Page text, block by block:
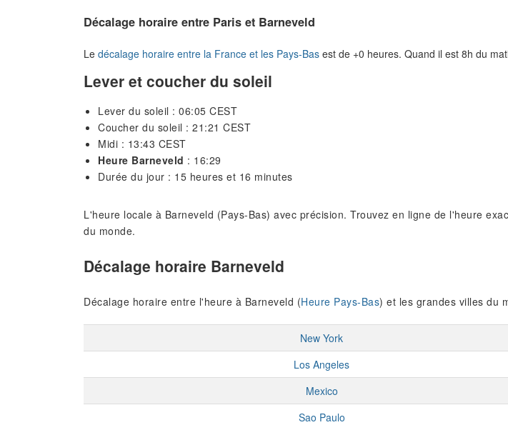
Décalage horaire entre Paris et Barneveld
Le décalage horaire entre la France et les Pays-Bas est de +0 heures. Quand il est 8h du
Lever et coucher du soleil
Lever du soleil : 06:05 CEST
Coucher du soleil : 21:21 CEST
Midi : 13:43 CEST
Heure Barneveld : 16:29
Durée du jour : 15 heures et 16 minutes
L'heure locale à Barneveld (Pays-Bas) avec précision. Trouvez en ligne de l'heure
du monde.
Décalage horaire Barneveld
Décalage horaire entre l'heure à Barneveld (Heure Pays-Bas) et les grandes villes du
New York
Los Angeles
Mexico
Sao Paulo